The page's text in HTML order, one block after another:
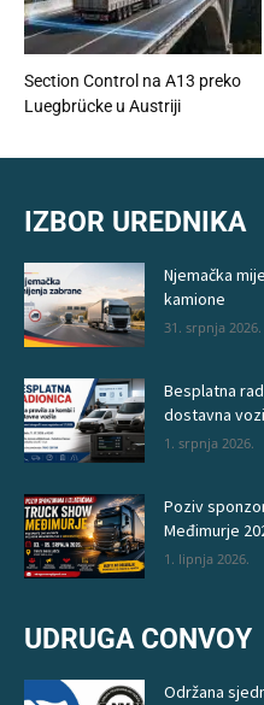
Section Control na A13 preko
Luegbrücke u Austriji
IZBOR UREDNIKA
Njemačka
kamione
31. srpnja 2026.
Besplatna
dostavna
1. srpnja 2026.
Poziv
Međimurje
1. lipnja 2026.
UDRUGA CONVOY
Održana